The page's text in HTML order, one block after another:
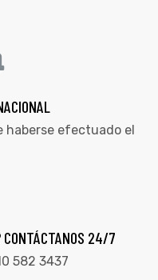
haberse efectuado el
CONTÁCTANOS 24/7
582 3437